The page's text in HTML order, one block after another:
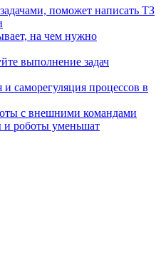
поможет написать ТЗ
на чем нужно
выполнение задач
и саморегуляция процессов в
с внешними командами
роботы уменьшат